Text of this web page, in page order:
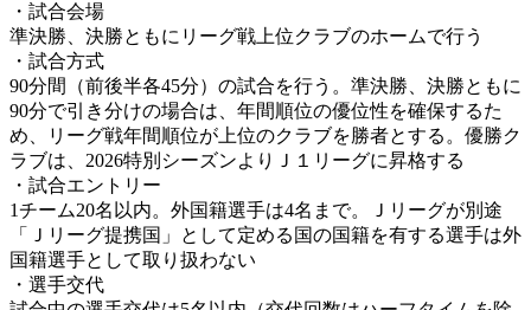
・試合会場
準決勝、決勝ともにリーグ戦上位クラブのホームで行う
・試合方式
90分間（前後半各45分）の試合を行う。準決勝、決勝ともに
90分で引き分けの場合は、年間順位の優位性を確保するた
め、リーグ戦年間順位が上位のクラブを勝者とする。優勝ク
ラブは、2026特別シーズンよりＪ１リーグに昇格する
・試合エントリー
1チーム20名以内。外国籍選手は4名まで。Ｊリーグが別途
「Ｊリーグ提携国」として定める国の国籍を有する選手は外
国籍選手として取り扱わない
・選手交代